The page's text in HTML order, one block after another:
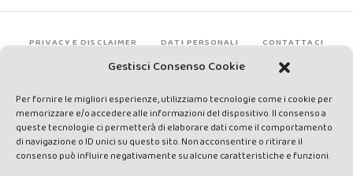
Gestisci Consenso Cookie
Per fornire le migliori esperienze, utilizziamo tecnologie come i cookie per
memorizzare e/o accedere alle informazioni del dispositivo. Il consenso a
queste tecnologie ci permetterà di elaborare dati come il comportamento
di navigazione o ID unici su questo sito. Non acconsentire o ritirare il
consenso può influire negativamente su alcune caratteristiche e funzioni.
PRIVACY E DISCLAIMER DATI PERSONALI CONTATTACI